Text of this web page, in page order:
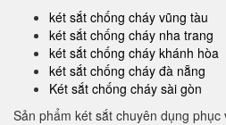
két sắt chống cháy vũng tàu
két sắt chống cháy nha trang
két sắt chống cháy khánh hòa
két sắt chống cháy đà nẵng
Két sắt chống cháy sài gòn
Sản phẩm két sắt chuyên dụng